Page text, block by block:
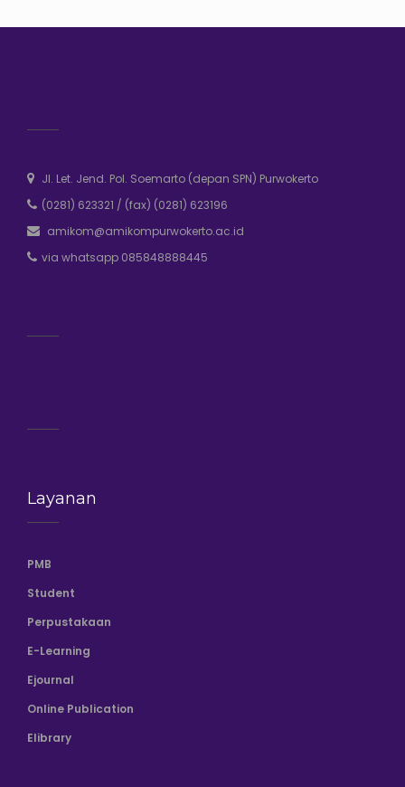
Jl. Let. Jend. Pol. Soemarto (depan SPN) Purwokerto
(0281) 623321 / (fax) (0281) 623196
amikom@amikompurwokerto.ac.id
via whatsapp 085848888445
Layanan
PMB
Student
Perpustakaan
E-Learning
Ejournal
Online Publication
Elibrary